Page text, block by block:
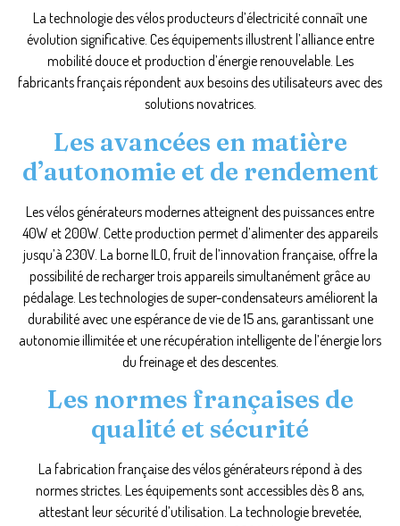
La technologie des vélos producteurs d’électricité connaît une
évolution significative. Ces équipements illustrent l’alliance entre
mobilité douce et production d’énergie renouvelable. Les
fabricants français répondent aux besoins des utilisateurs avec des
solutions novatrices.
Les avancées en matière
d’autonomie et de rendement
Les vélos générateurs modernes atteignent des puissances entre
40W et 200W. Cette production permet d’alimenter des appareils
jusqu’à 230V. La borne ILO, fruit de l’innovation française, offre la
possibilité de recharger trois appareils simultanément grâce au
pédalage. Les technologies de super-condensateurs améliorent la
durabilité avec une espérance de vie de 15 ans, garantissant une
autonomie illimitée et une récupération intelligente de l’énergie lors
du freinage et des descentes.
Les normes françaises de
qualité et sécurité
La fabrication française des vélos générateurs répond à des
normes strictes. Les équipements sont accessibles dès 8 ans,
attestant leur sécurité d’utilisation. La technologie brevetée,